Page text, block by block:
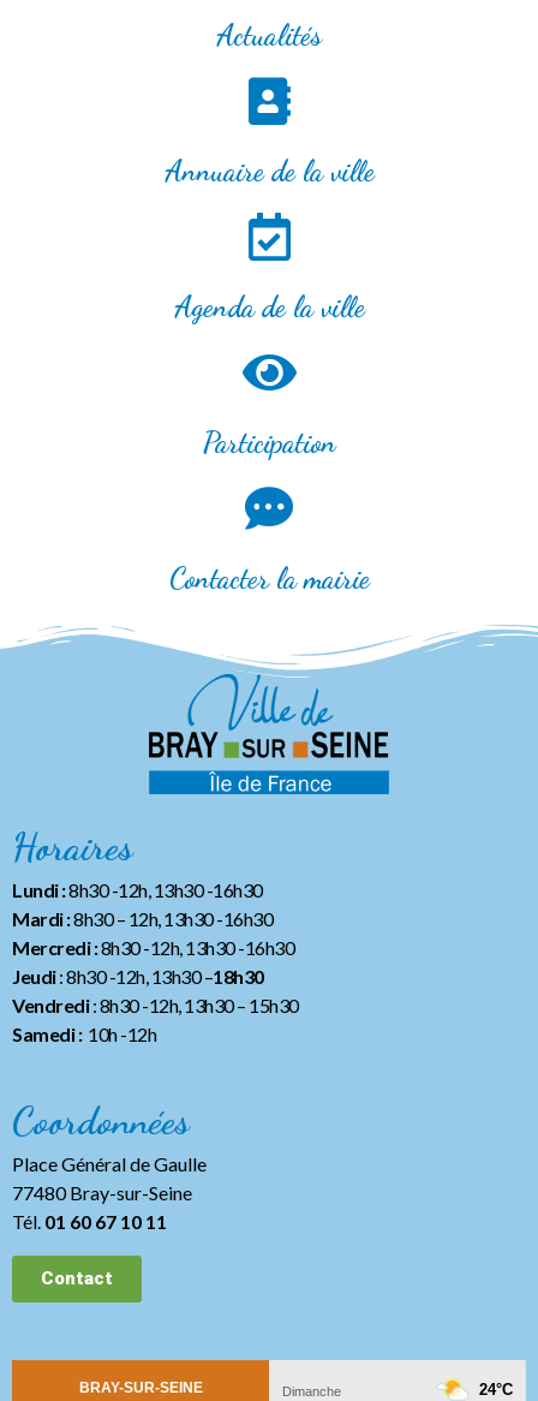
Actualités
Annuaire de la ville
Agenda de la ville
Participation
Contacter la mairie
Horaires
Lundi :8h30 -12h, 13h30 -16h30
Mardi :8h30 – 12h, 13h30 -16h30
Mercredi :8h30 -12h, 13h30 -16h30
Jeudi: 8h30 -12h, 13h30 –18h30
Vendredi: 8h30 -12h, 13h30– 15h30
Samedi :10h -12h
Coordonnées
Place Général de Gaulle
77480 Bray-sur-Seine
Tél. 01 60 67 10 11
Contact